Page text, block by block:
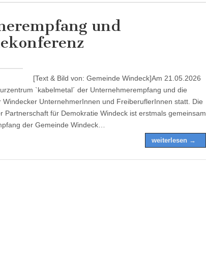
und
[Text & Bild von: Gemeinde Windeck]Am 21.05.2026
`kabelmetal´ der Unternehmerempfang und die
Windecker UnternehmerInnen und FreiberuflerInnen statt. Die
Partnerschaft für Demokratie Windeck ist erstmals gemeinsam
der Gemeinde Windeck…
weiterlesen →